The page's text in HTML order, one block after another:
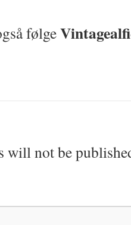
følge
will not be